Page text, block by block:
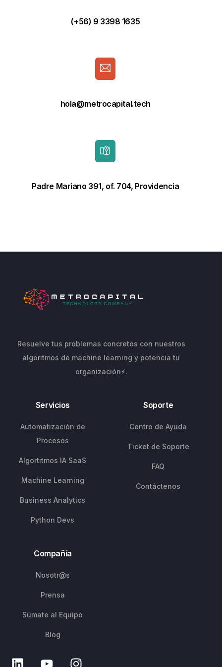
(+56) 9 3398 1635
hola@metrocapital.tech
Padre Mariano 391, of. 704, Providencia
Resuelve tus problemas concretos con nuestros
algoritmos de machine learning y potencia tu
organización⚡.
Servicios
Automatización de
Procesos
Algortitmos IA SaaS
Machine Learning
Business Analytics
Python Devs
Soporte
Centro de Ayuda
Ticket de Soporte
FAQ
Contáctenos
Compañía
Nosotr@s
Prensa
Súmate al Equipo
Blog